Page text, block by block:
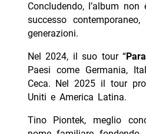
Concludendo, l’album
successo
generazioni.
Nel 2024, il suo tour “
Paesi come Germania,
Ceca. Nel 2025 il tour
Uniti e America Latina.
Tino Piontek, meglio